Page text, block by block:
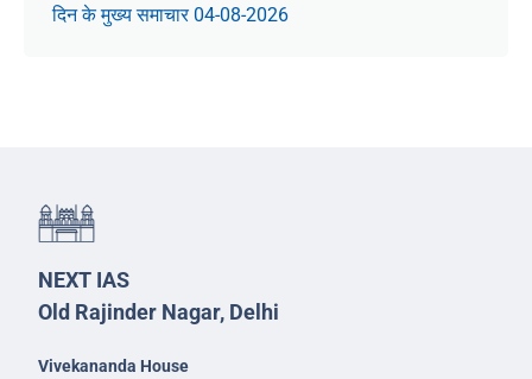
दिन के मुख्य समाचार 04-08-2026
NEXT IAS
Old Rajinder Nagar, Delhi
Vivekananda House